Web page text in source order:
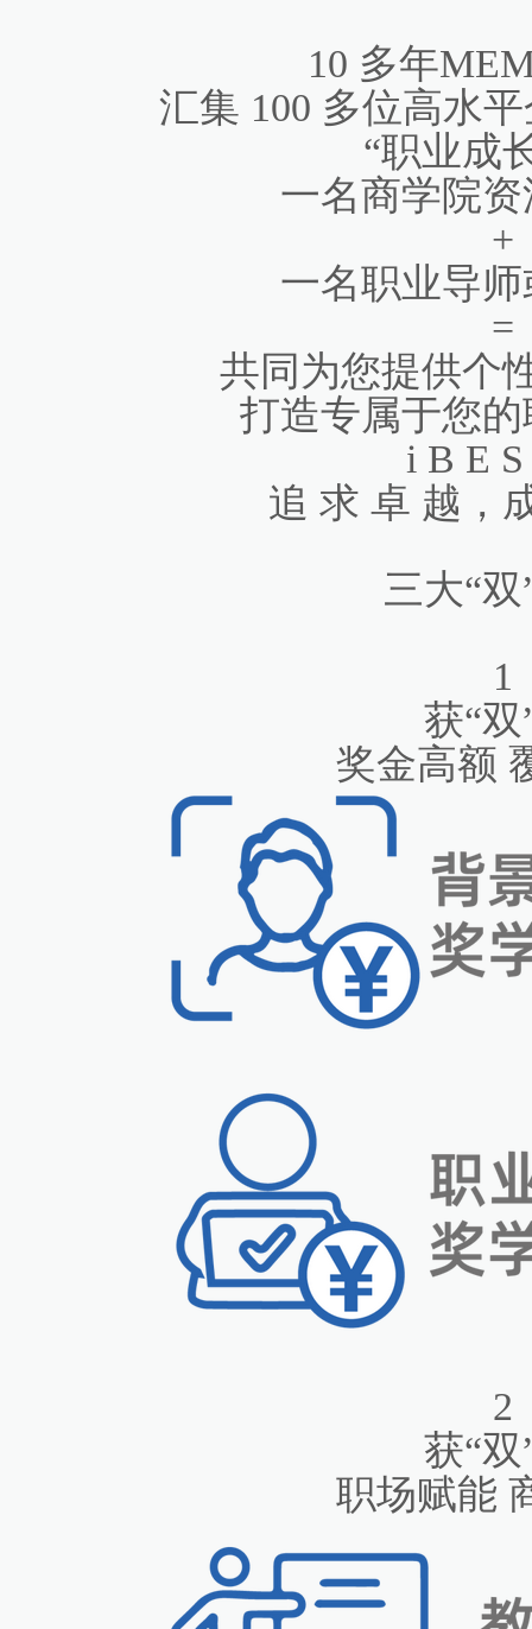
10 多年
汇集 100 多位高水
“职业成
一名商学院
+
一名职业导
=
共同为您提供个
打造专属于您
i B E
追 求 卓 越，
三大“
1
获“双
奖金高额
2
获“双
职场赋能